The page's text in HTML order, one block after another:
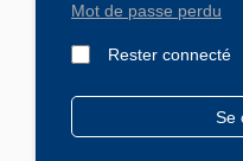
Rester connecté
Mot de passe perdu